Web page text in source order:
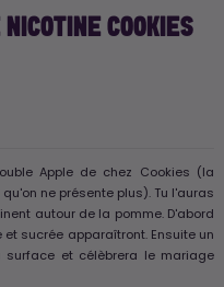
COOKIES
Apple de chez Cookies (la
ne présente plus). Tu l'auras
autour de la pomme. D'abord
sucrée apparaîtront. Ensuite un
et célèbrera le mariage